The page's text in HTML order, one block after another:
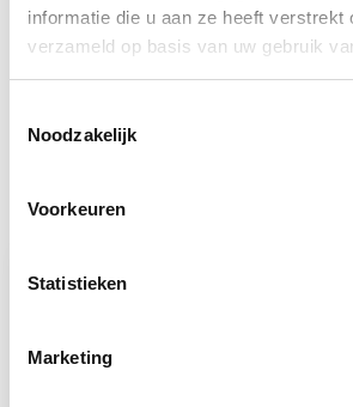
informatie die u aan ze heeft verstrekt
verzameld op basis van uw gebruik
Noodzakelijk
Voorkeuren
Statistieken
Marketing
TypeError: Failed to fetch
https://www.scooteronderdelen.com/
Recent bekeken